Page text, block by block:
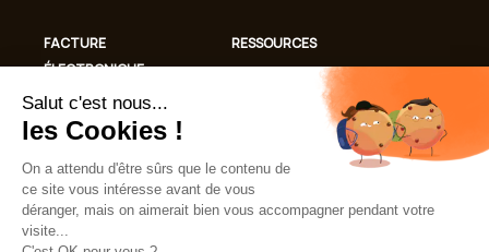
FACTURE
ÉLECTRONIQUE
Conformité
Facturation
Automatisation de
la gestion des
factures
RESSOURCES
Guides et livres
blancs
Lexique
FAQ